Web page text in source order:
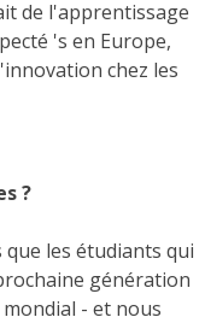
de l'apprentissage
's en Europe,
chez les
?
que les étudiants qui
génération
- et nous